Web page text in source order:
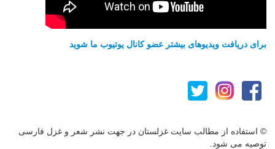
برای دریافت ویدیوهای بیشتر عضو کانال یوتیوب ما شوید
© استفاده از مطالب سایت غزلستان در جهت نشر شعر و غزل فارسی
توصیه می شود.